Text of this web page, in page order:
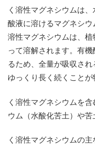
く溶性マグネシウムは
酸液に溶けるマグネシウ
溶性マグネシウムは、
って溶解されます。有
るため、全量が吸収さ
ゆっくり長く続くことが
く溶性マグネシウムを
ウム（水酸化苦土）や苦
く溶性マグネシウムの